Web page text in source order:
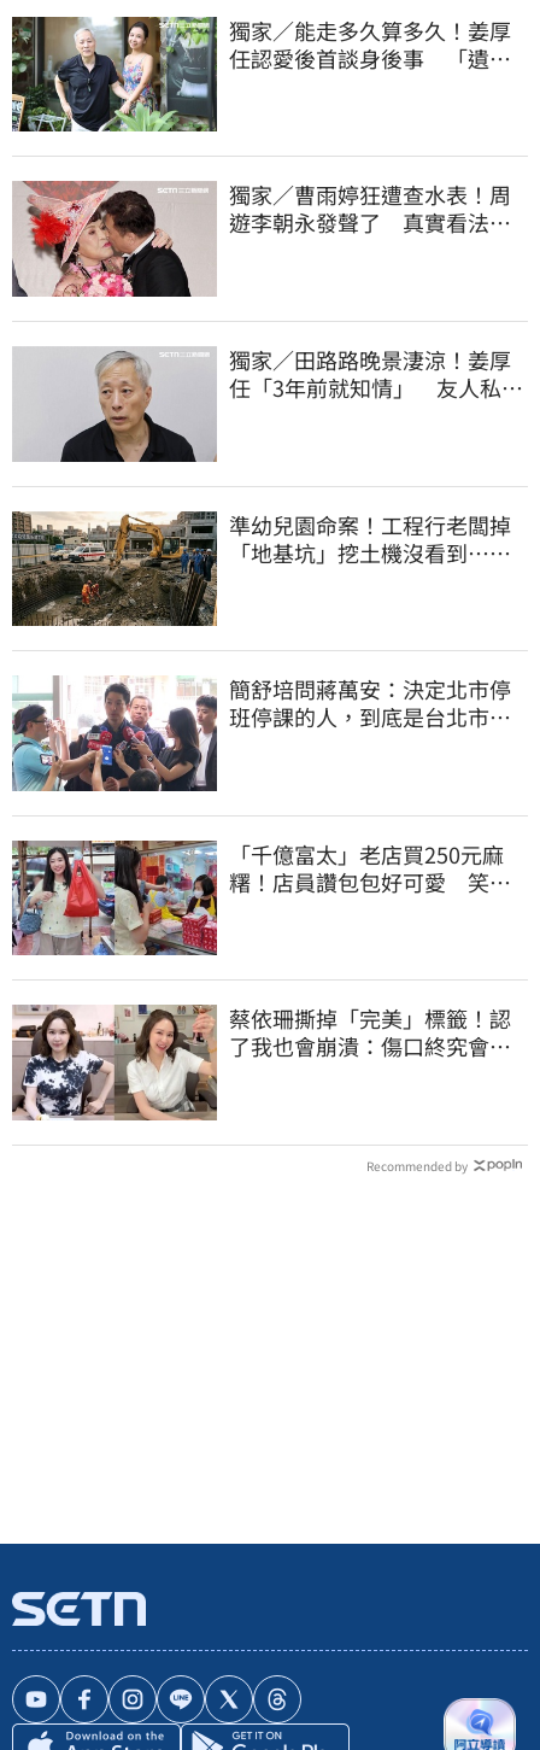
獨家／能走多久算多久！姜厚
任認愛後首談身後事 「遺囑
獨家／曹雨婷狂遭查水表！周
遊李朝永發聲了 真實看法曝
獨家／田路路晚景淒涼！姜厚
任「3年前就知情」 友人私下
準幼兒園命案！工程行老闆掉
「地基坑」挖土機沒看到…下
簡舒培問蔣萬安：決定北市停
班停課的人，到底是台北市
「千億富太」老店買250元麻
糬！店員讚包包好可愛 笑
蔡依珊撕掉「完美」標籤！認
了我也會崩潰：傷口終究會癒
Recommended by